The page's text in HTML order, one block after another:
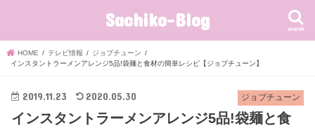
Sachiko-Blog search
HOME テレビ情報
ジョブチューン
インスタントラーメンアレンジ5品!袋麺と食材の簡単レシピ【ジョブチューン】
ジョブチューン
2019.11.23 2020.05.30
インスタントラーメンアレンジ5品!袋麺と食